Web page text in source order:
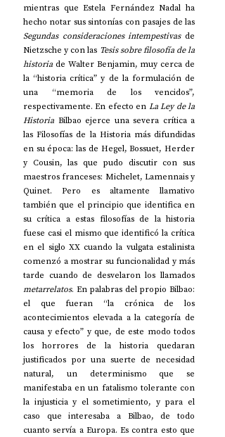
mientras que Estela Fernández Nadal ha
Segundas consideraciones intempestivas de
Nietzsche y con las Tesis sobre filosofía de la
historia de Walter Benjamin, muy cerca de
la “historia crítica” y de la formulación de
una “memoria de los vencidos”,
respectivamente. En efecto en La Ley de la
Historia Bilbao ejerce una severa crítica a
las Filosofías de la Historia más difundidas
en su época: las de Hegel, Bossuet, Herder
y Cousin, las que pudo discutir con sus
maestros franceses: Michelet, Lamennais y
Quinet. Pero es altamente llamativo
también que el principio que identifica en
su crítica a estas filosofías de la historia
fuese casi el mismo que identificó la crítica
en el siglo XX cuando la vulgata estalinista
comenzó a mostrar su funcionalidad y más
metarrelatos. En palabras del propio Bilbao:
el que fueran “la crónica de los
acontecimientos elevada a la categoría de
causa y efecto” y que, de este modo todos
los horrores de la historia quedaran
justificados por una suerte de necesidad
natural, un determinismo que se
manifestaba en un fatalismo tolerante con
la injusticia y el sometimiento, y para el
caso que interesaba a Bilbao, de todo
cuanto servía a Europa. Es contra esto que